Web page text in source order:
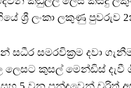
ශ්‍රී ලංකා ලකුණු පුවරුව
සධීර සමරවික්‍රම දවා
කුසල් මෙන්ඩිස් දැවී